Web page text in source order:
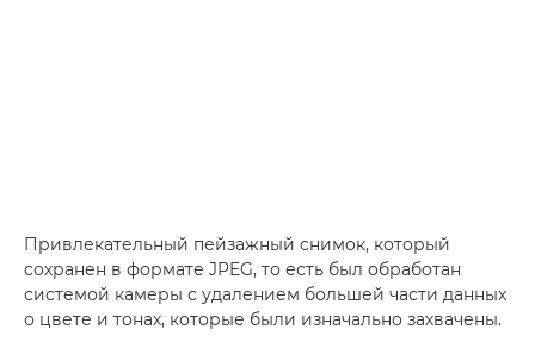
Привлекательный пейзажный снимок, который
сохранен в формате JPEG, то есть был обработан
системой камеры с удалением большей части данных
о цвете и тонах, которые были изначально захвачены.